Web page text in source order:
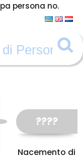
persona no.
????
Nacemento di